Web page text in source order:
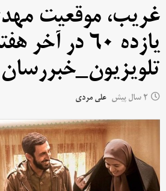
غریب، موقعیت
یازده 60 در آخر
تلویزیون_خبررسان
2 سال پیش علی مردی